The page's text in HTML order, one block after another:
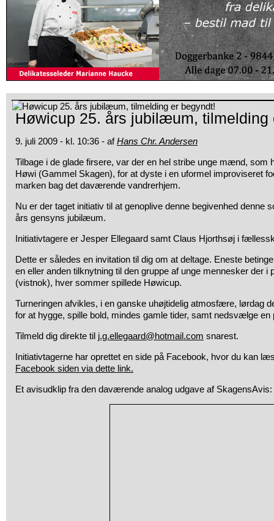
Høwicup 25. års jubilæum, tilmelding
9. juli 2009 - kl. 10:36 - afHans Chr. Andersen
Tilbage i de glade firsere, var der en hel stribe unge mænd, som
Høwi (Gammel Skagen), for at dyste i en uformel improviseret
marken bag det daværende vandrerhjem.
Nu er der taget initiativ til at genoplive denne begivenhed denne
års gensyns jubilæum.
Initiativtagere er Jesper Ellegaard samt Claus Hjorthsøj i
Dette er således en invitation til dig om at deltage. Eneste
en eller anden tilknytning til den gruppe af unge mennesker der i
(vistnok), hver sommer spillede Høwicup.
Turneringen afvikles, i en ganske uhøjtidelig atmosfære, lørdag
for at hygge, spille bold, mindes gamle tider, samt nedsvælge
Tilmeld dig direkte til j.g.ellegaard@hotmail.com snarest.
Initiativtagerne har oprettet en side på Facebook, hvor du kan
Facebook siden via dette link.
Et avisudklip fra den daværende analog udgave af SkagensAvis: